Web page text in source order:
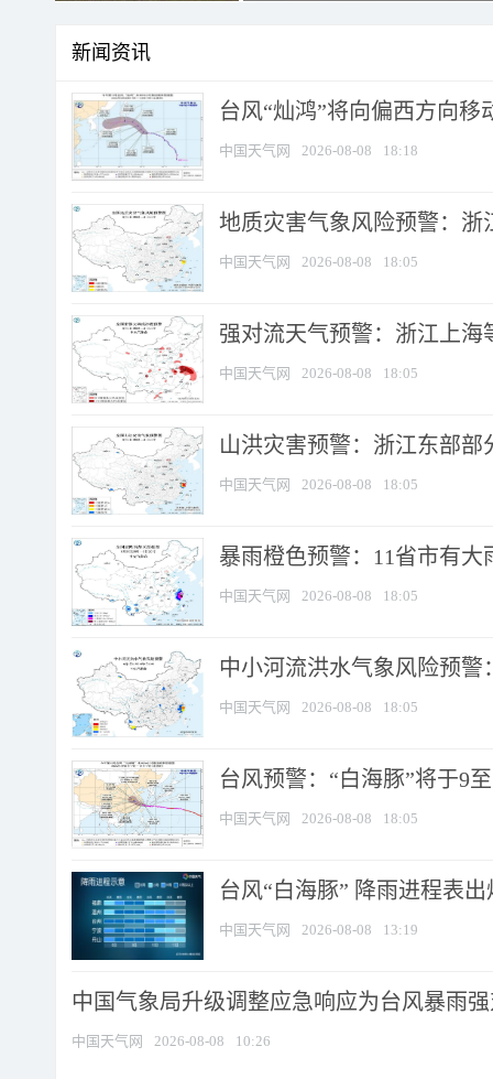
新闻资讯
台风“灿鸿”将向偏西方向移
中国天气网 2026-08-08 18:18
地质灾害气象风险预警：
中国天气网 2026-08-08 18:05
强对流天气预警：浙江上海
中国天气网 2026-08-08 18:05
山洪灾害预警：浙江东部
中国天气网 2026-08-08 18:05
暴雨橙色预警：11省市有
中国天气网 2026-08-08 18:05
中小河流洪水气象风险预
中国天气网 2026-08-08 18:05
台风预警：“白海豚”将于9
中国天气网 2026-08-08 18:05
台风“白海豚” 降雨进程表
中国天气网 2026-08-08 13:19
中国气象局升级调整应急响应为台风暴雨
中国天气网 2026-08-08 10:26